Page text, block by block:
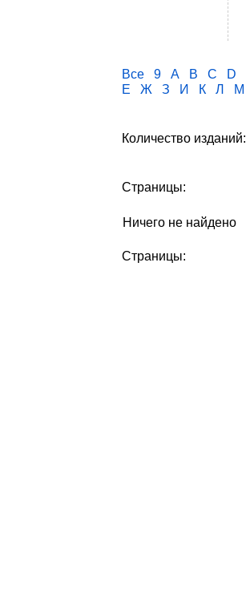
Все 9 A B C D
Е
Ж З И К Л М
Количество изданий:
Страницы:
Ничего не найдено
Страницы: